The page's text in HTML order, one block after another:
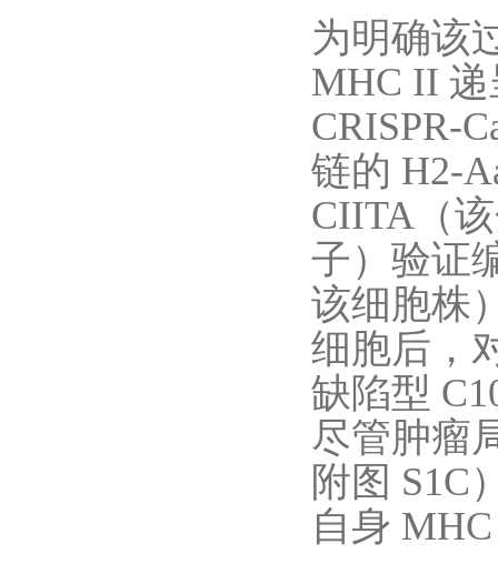
为明确该
MHC II
CRISPR-
链的 H2-
CIITA（
子）验证
该细胞株
细胞后，
缺陷型
尽管肿瘤
附图 S1C
自身